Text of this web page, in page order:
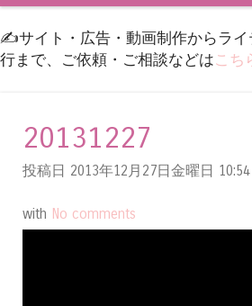
✍️サイト・広告・動画制作からライ
行まで、ご依頼・ご相談などはこち
20131227
投稿日 2013年12月27日金曜日 10:54
with No comments